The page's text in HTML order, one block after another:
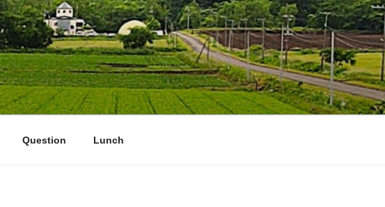
Question Lunch